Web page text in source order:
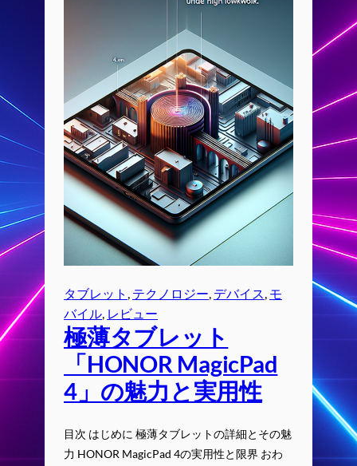
タブレット , テクノロジー, デバイス, モ
バイル, レビュー
極薄タブレット
「HONOR MagicPad
4」の魅力と実用性
目次 はじめに 極薄タブレットの詳細とその魅
力 HONOR MagicPad 4の実用性と限界 おわ